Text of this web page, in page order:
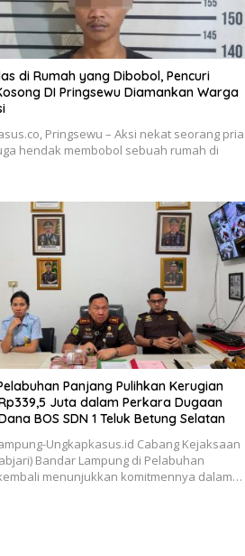
di Rumah yang Dibobol, Pencuri
DI Pringsewu Diamankan Warga
Pringsewu – Aksi nekat seorang pria
hendak membobol sebuah rumah di
Panjang Pulihkan Kerugian
Juta dalam Perkara Dugaan
BOS SDN 1 Teluk Betung Selatan
Ungkapkasus.id Cabang Kejaksaan
Bandar Lampung di Pelabuhan
menunjukkan komitmennya dalam…